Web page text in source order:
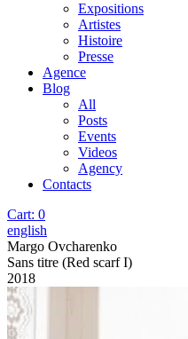
Expositions
Artistes
Histoire
Presse
Agence
Blog
All
Posts
Events
Videos
Agency
Contacts
Cart: 0
english
Margo Ovcharenko
Sans titre (Red scarf I)
2018